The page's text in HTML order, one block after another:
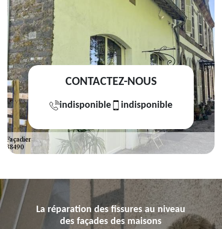
CONTACTEZ-NOUS
indisponible indisponible
La réparation des fissures au niveau
des façades des maisons